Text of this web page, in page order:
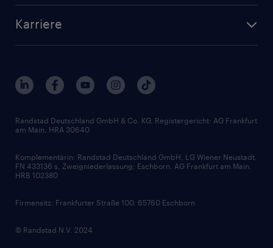
Randstad Akademie
Branchen
Interne Karriere
FAQ - Bewerber / Kunden
Zertifikate und Auszeichnungen
Karriere
Berufsprofile
Gehaltsthemen
Bewerbungsratgeber
Soft Skills
Skills
Randstad Deutschland GmbH & Co. KG, Registergericht: AG Frankfurt
am Main, HRA 30640
Komplementärin: Randstad Deutschland GmbH, LG Wiener Neustadt,
FN 433136 s, Zweigniederlassung: Eschborn, AG Frankfurt am Main,
HRB 102380
Firmensitz: Frankfurter Straße 100, 65760 Eschborn
© Randstad N.V. 2024